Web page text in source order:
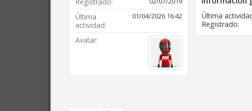
Última
actividad
01/04/2026 16:42
Avatar
Última
Registrado